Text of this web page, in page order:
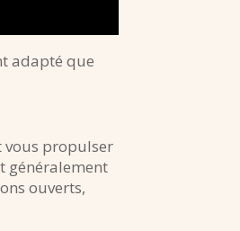
adapté que
vous propulser
généralement
ouverts,